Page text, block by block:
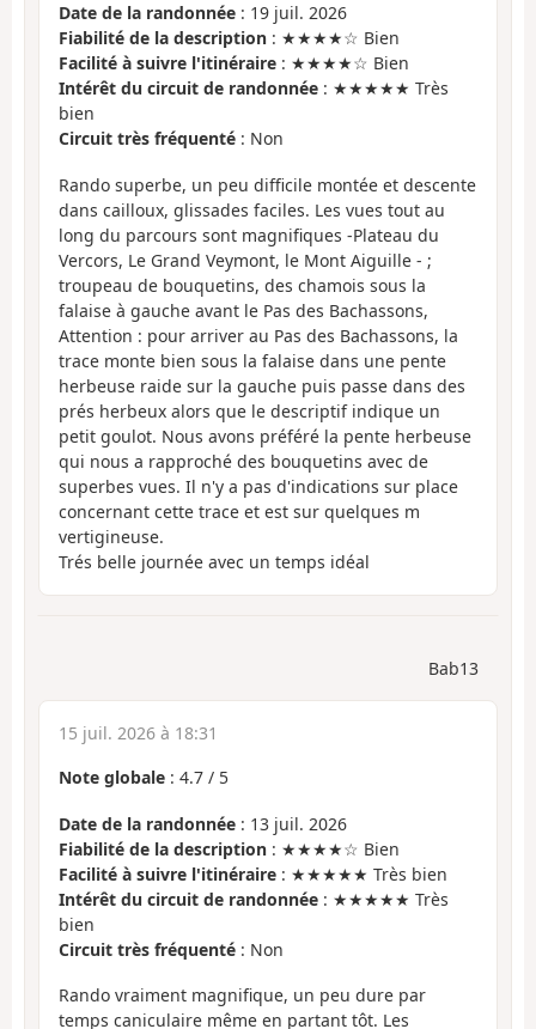
Date de la randonnée : 19 juil. 2026
Fiabilité de la description : ★★★★☆ Bien
Facilité à suivre l'itinéraire : ★★★★☆ Bien
Intérêt du circuit de randonnée : ★★★★★ Très
bien
Circuit très fréquenté : Non
Rando superbe, un peu difficile montée et descente
dans cailloux, glissades faciles. Les vues tout au
long du parcours sont magnifiques -Plateau du
Vercors, Le Grand Veymont, le Mont Aiguille - ;
troupeau de bouquetins, des chamois sous la
falaise à gauche avant le Pas des Bachassons,
Attention : pour arriver au Pas des Bachassons, la
trace monte bien sous la falaise dans une pente
herbeuse raide sur la gauche puis passe dans des
prés herbeux alors que le descriptif indique un
petit goulot. Nous avons préféré la pente herbeuse
qui nous a rapproché des bouquetins avec de
superbes vues. Il n'y a pas d'indications sur place
concernant cette trace et est sur quelques m
vertigineuse.
Trés belle journée avec un temps idéal
Bab13
15 juil. 2026 à 18:31
Note globale : 4.7 / 5
Date de la randonnée : 13 juil. 2026
Fiabilité de la description : ★★★★☆ Bien
Facilité à suivre l'itinéraire : ★★★★★ Très bien
Intérêt du circuit de randonnée : ★★★★★ Très
bien
Circuit très fréquenté : Non
Rando vraiment magnifique, un peu dure par
temps caniculaire même en partant tôt. Les